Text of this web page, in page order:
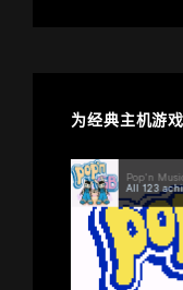
为经典主机游